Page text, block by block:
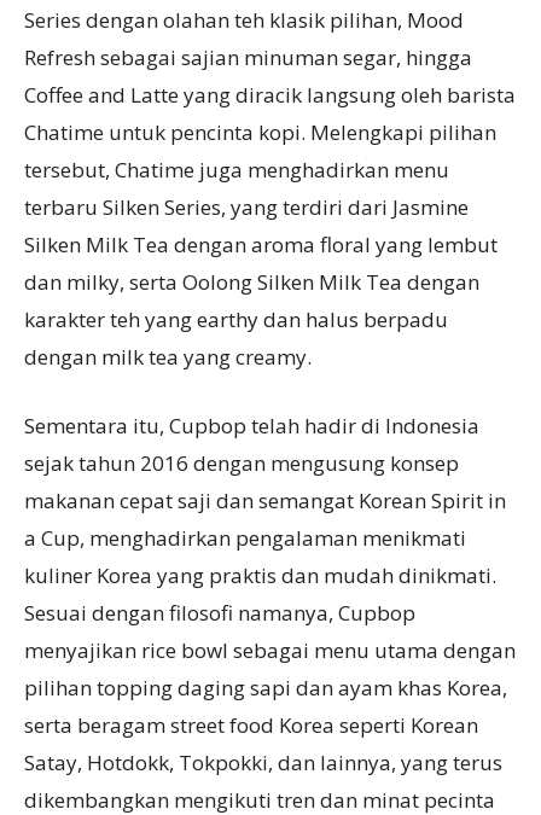
Series dengan olahan teh klasik pilihan, Mood
Refresh sebagai sajian minuman segar, hingga
Coffee and Latte yang diracik langsung oleh barista
Chatime untuk pencinta kopi. Melengkapi pilihan
tersebut, Chatime juga menghadirkan menu
terbaru Silken Series, yang terdiri dari Jasmine
Silken Milk Tea dengan aroma floral yang lembut
dan milky, serta Oolong Silken Milk Tea dengan
karakter teh yang earthy dan halus berpadu
dengan milk tea yang creamy.
Sementara itu, Cupbop telah hadir di Indonesia
sejak tahun 2016 dengan mengusung konsep
makanan cepat saji dan semangat Korean Spirit in
a Cup, menghadirkan pengalaman menikmati
kuliner Korea yang praktis dan mudah dinikmati.
Sesuai dengan filosofi namanya, Cupbop
menyajikan rice bowl sebagai menu utama dengan
pilihan topping daging sapi dan ayam khas Korea,
serta beragam street food Korea seperti Korean
Satay, Hotdokk, Tokpokki, dan lainnya, yang terus
dikembangkan mengikuti tren dan minat pecinta